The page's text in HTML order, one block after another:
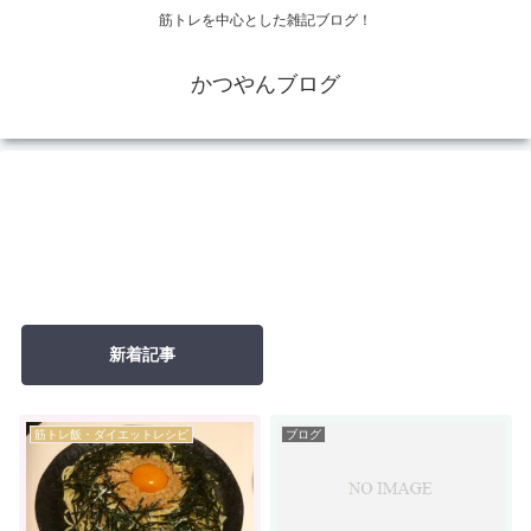
筋トレを中心とした雑記ブログ！
かつやんブログ
新着記事
筋トレ飯・ダイエットレシピ ブログ